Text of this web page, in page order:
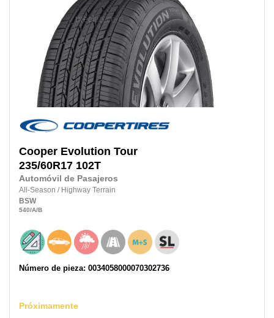
Cooper Evolution Tour
235/60R17 102T
Automóvil de Pasajeros
All-Season / Highway Terrain
BSW
540/A/B
Número de pieza: 0034058000070302736
Próximamente